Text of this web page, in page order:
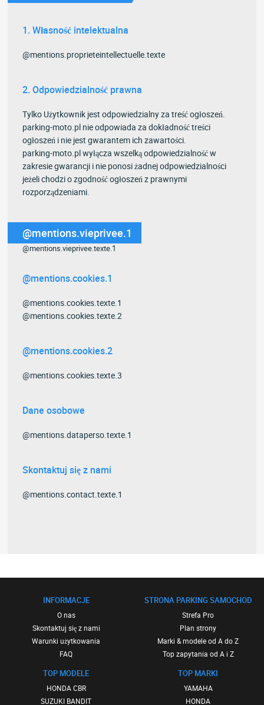
1. Własność intelektualna
@mentions.proprieteintellectuelle.texte
2. Odpowiedzialność prawna
Tylko Użytkownik jest odpowiedzialny za treść ogłoszeń.
parking-moto.pl nie odpowiada za dokładność treści
ogłoszeń i nie jest gwarantem ich zawartości.
parking-moto.pl wyłącza wszelką odpowiedzialność w
zakresie gwarancji i nie ponosi żadnej odpowiedzialności
jeżeli chodzi o zgodność ogłoszeń z prawnymi
rozporządzeniami.
@mentions.vieprivee.1
@mentions.vieprivee.texte.1
@mentions.cookies.1
@mentions.cookies.texte.1
@mentions.cookies.texte.2
@mentions.cookies.2
@mentions.cookies.texte.3
Dane osobowe
@mentions.dataperso.texte.1
Skontaktuj się z nami
@mentions.contact.texte.1
INFORMACJE
O nas
Skontaktuj się z nami
Warunki użytkowania
FAQ
TOP MODELE
HONDA CBR
SUZUKI BANDIT
STRONA PARKING SAMOCHOD
Strefa Pro
Plan strony
Marki & modele od A do Z
Top zapytania od A i Z
TOP MARKI
YAMAHA
HONDA